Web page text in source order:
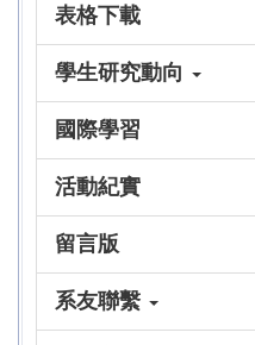
表格下載
學生研究動向
國際學習
活動紀實
留言版
系友聯繫